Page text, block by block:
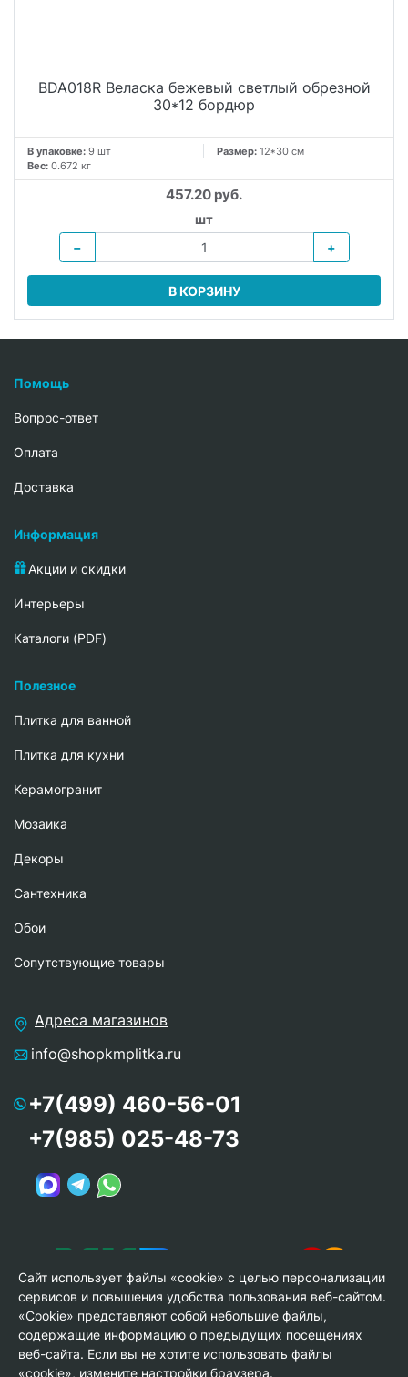
BDA018R Веласка бежевый светлый обрезной
30*12 бордюр
В упаковке: 9 шт Размер: 12*30 см
Вес: 0.672 кг
457.20 руб.
шт
−
+
В КОРЗИНУ
Помощь
Вопрос-ответ
Oплата
Доставка
Информация
Акции и скидки
Интерьеры
Каталоги (PDF)
Полезное
Плитка для ванной
Плитка для кухни
Керамогранит
Мозаика
Декоры
Сантехника
Обои
Сопутствующие товары
Адреса магазинов
info@shopkmplitka.ru
+7(499) 460-56-01
+7(985) 025-48-73
© Copyright 2013-2026 KERAMA MARAZZI, ООО «Гамма
Сайт использует файлы «cookie» с целью персонализации
сервисов и повышения удобства пользования веб-сайтом.
«Cookie» представляют собой небольшие файлы,
содержащие информацию о предыдущих посещениях
веб-сайта. Если вы не хотите использовать файлы
«cookie», измените настройки браузера.